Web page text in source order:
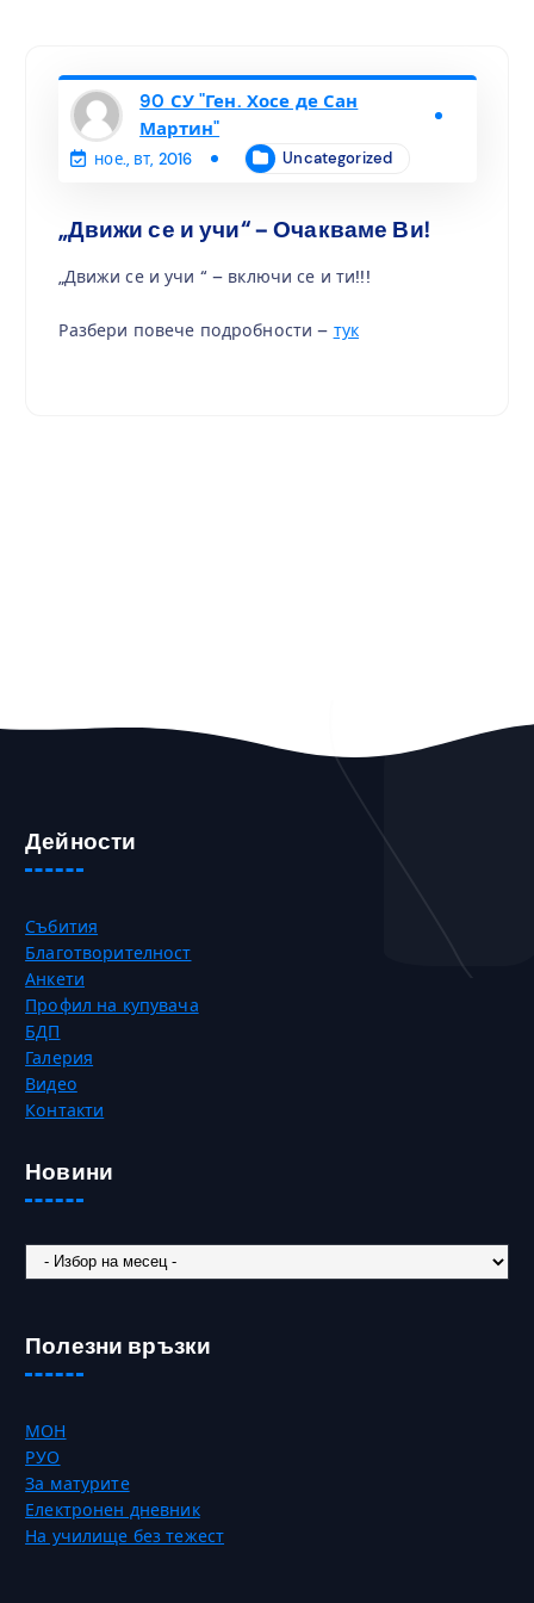
90 СУ "Ген. Хосе де Сан
Мартин"
ное., вт, 2016 Uncategorized
„Движи се и учи“ – Очакваме Ви!
„Движи се и учи “ – включи се и ти!!!
Разбери повече подробности – тук
Дейности
Събития
Благотворителност
Анкети
Профил на купувача
БДП
Галерия
Видео
Контакти
Новини
Новини
Полезни връзки
МОН
РУО
За матурите
Електронен дневник
На училище без тежест